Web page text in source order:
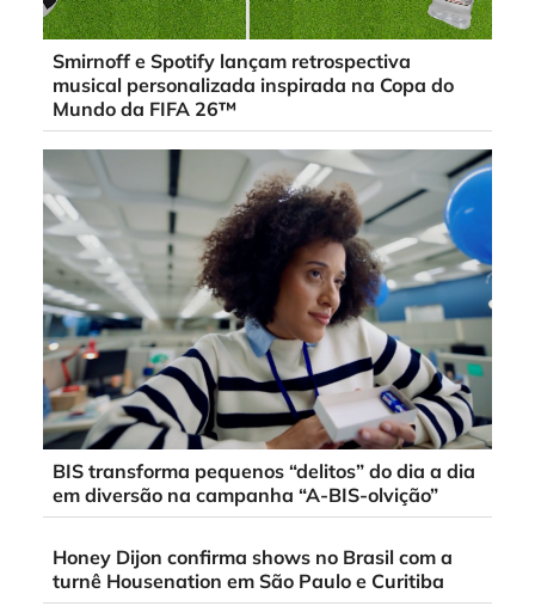
Smirnoff e Spotify lançam retrospectiva
musical personalizada inspirada na Copa do
Mundo da FIFA 26™
BIS transforma pequenos “delitos” do dia a dia
em diversão na campanha “A-BIS-olvição”
Honey Dijon confirma shows no Brasil com a
turnê Housenation em São Paulo e Curitiba